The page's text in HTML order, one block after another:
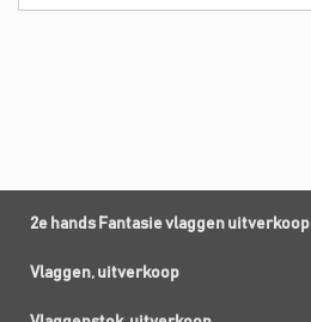
2e hands Fantasie vlaggen uitverkoop
Vlaggen, uitverkoop